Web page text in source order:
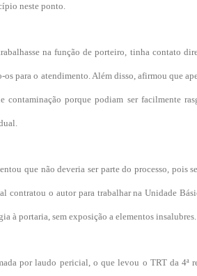
neste ponto.
na função de porteiro, tinha contato
para o atendimento. Além disso, afirmou que
contaminação porque podiam ser facilmente
que não deveria ser parte do processo, pois
contratou o autor para trabalhar na Unidade
à portaria, sem exposição a elementos insalubres.
por laudo pericial, o que levou o TRT da 4ª